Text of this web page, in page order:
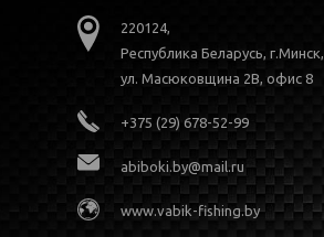
220124,
Республика Беларусь, г.Минск,
ул. Масюковщина 2В, офис 8
+375 (29) 678-52-99
abiboki.by@mail.ru
www.vabik-fishing.by